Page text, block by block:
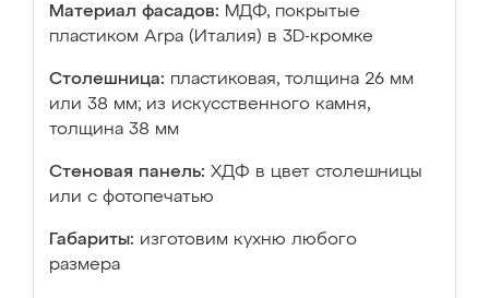
Материал фасадов: МДФ, покрытые
пластиком Arpa (Италия) в 3D-кромке
Столешница: пластиковая, толщина 26 мм
или 38 мм; из искусственного камня,
толщина 38 мм
Стеновая панель: ХДФ в цвет столешницы
или с фотопечатью
Габариты: изготовим кухню любого
размера